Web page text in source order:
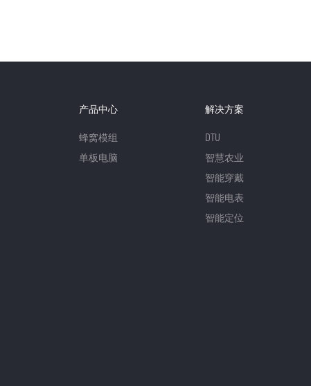
产品中心
蜂窝模组
单板电脑
解决方案
DTU
智慧农业
智能穿戴
智能电表
智能定位